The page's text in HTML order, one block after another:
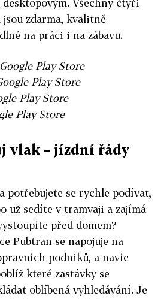
Všechny čtyři
zdarma, kvalitně
na práci i na zábavu.
Play Store
Play Store
Play Store
Play Store
vlak – jízdní řády
potřebujete se rychle podívat,
už sedíte v tramvaji a zajímá
před domem?
Pubtran se napojuje na
podniků, a navíc
které zastávky se
oblíbená vyhledávání. Je